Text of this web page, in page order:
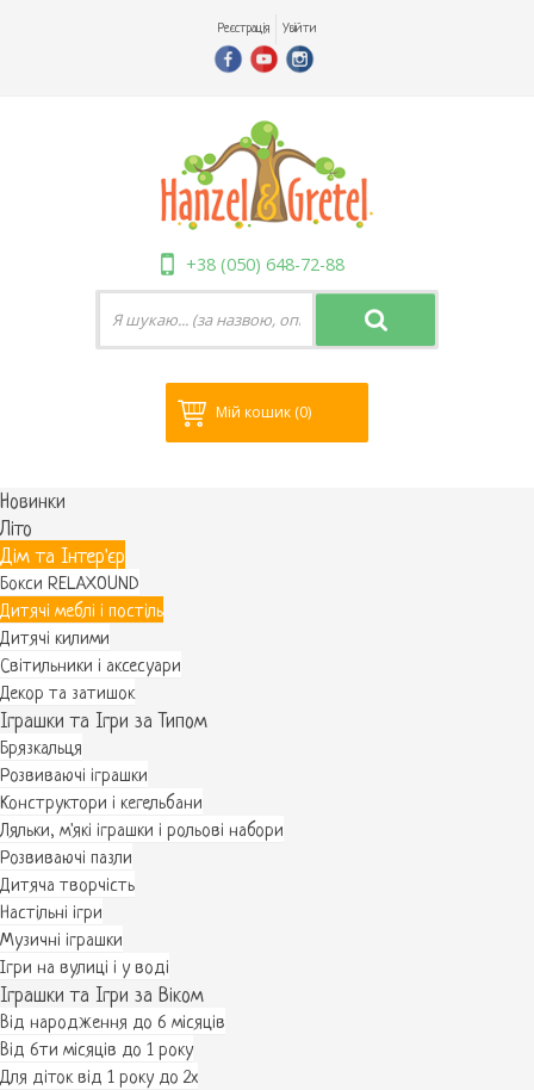
Реєстрація Увійти
+38 (050) 648-72-88
Мій кошик (0)
Новинки
Літо
Дім та Інтер'єр
Бокси RELAXOUND
Дитячі меблі і постіль
Дитячі килими
Світильники і аксесуари
Декор та затишок
Іграшки та Ігри за Типом
Брязкальця
Розвиваючі іграшки
Конструктори і кегельбани
Ляльки, м'які іграшки і рольові набори
Розвиваючі пазли
Дитяча творчість
Настільні ігри
Музичні іграшки
Ігри на вулиці і у воді
Іграшки та Ігри за Віком
Від народження до 6 місяців
Від 6ти місяців до 1 року
Для діток від 1 року до 2х